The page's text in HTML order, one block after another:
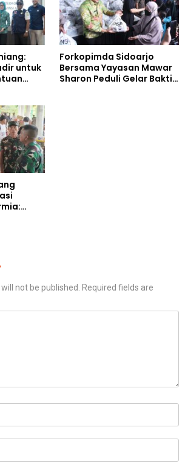
untuk
Forkopimda Sidoarjo
Bersama Yayasan Mawar
Sharon Peduli Gelar Bakti
not be published.
Required fields are